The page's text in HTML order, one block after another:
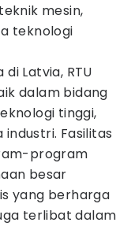
mesin,
teknologi
Latvia, RTU
dalam bidang
tinggi,
Fasilitas
program
besar
yang berharga
terlibat dalam